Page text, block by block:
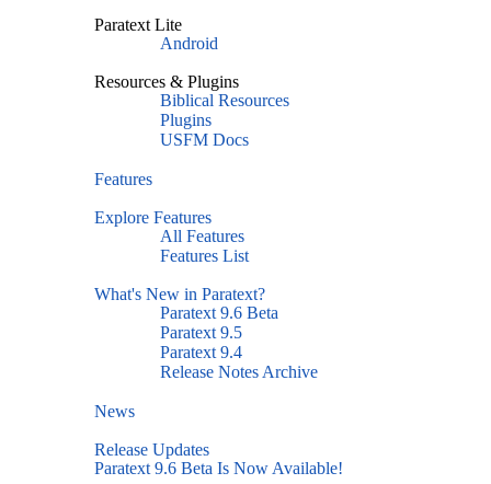
Paratext Lite
Android
Resources & Plugins
Biblical Resources
Plugins
USFM Docs
Features
Explore Features
All Features
Features List
What's New in Paratext?
Paratext 9.6 Beta
Paratext 9.5
Paratext 9.4
Release Notes Archive
News
Release Updates
Paratext 9.6 Beta Is Now Available!